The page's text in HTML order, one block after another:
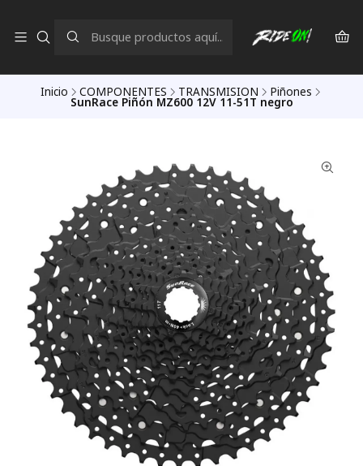
Inicio COMPONENTES TRANSMISION Piñones
SunRace Piñón MZ600 12V 11-51T negro